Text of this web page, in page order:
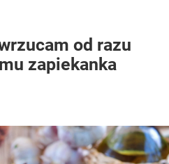
od razu
zapiekanka